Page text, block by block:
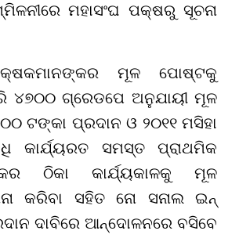
ମହାସଂଘ ପକ୍ଷରୁ ସୂଚନା
ମୂଳ ପୋଷ୍ଟକୁ
୪୭୦୦ ଗ୍ରେଡପେ ଅନୁଯାୟୀ ମୂଳ
ଟଙ୍କା ପ୍ରଦାନ ଓ ୨୦୧୧ ମସିହା
କାର୍ଯ୍ୟରତ ସମସ୍ତ ପ୍ରାଥମିକ
ଠିକା କାର୍ଯ୍ୟକାଳକୁ ମୂଳ
କରିବା ସହିତ ନୋ ସନାଲ ଇନ୍
ଦାବିରେ ଆନ୍ଦୋଳନରେ ବସିବେ